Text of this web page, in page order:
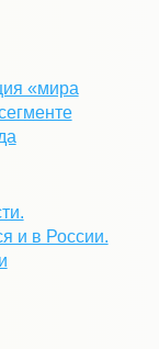
«мира
и в России.